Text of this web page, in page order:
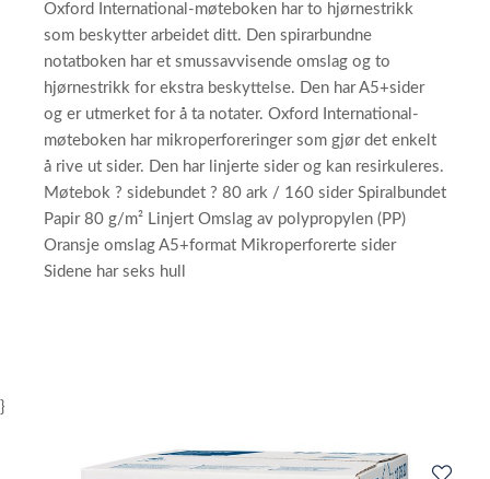
Oxford International-møteboken har to hjørnestrikk
som beskytter arbeidet ditt. Den spirarbundne
notatboken har et smussavvisende omslag og to
hjørnestrikk for ekstra beskyttelse. Den har A5+sider
og er utmerket for å ta notater. Oxford International-
møteboken har mikroperforeringer som gjør det enkelt
å rive ut sider. Den har linjerte sider og kan resirkuleres.
Møtebok ? sidebundet ? 80 ark / 160 sider Spiralbundet
Papir 80 g/m² Linjert Omslag av polypropylen (PP)
Oransje omslag A5+format Mikroperforerte sider
Sidene har seks hull
}